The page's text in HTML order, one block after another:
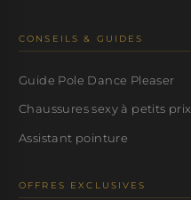
CONSEILS & GUIDES
Guide Pole Dance Pleaser
Chaussures sexy à petits prix
Assistant pointure
OFFRES EXCLUSIVES